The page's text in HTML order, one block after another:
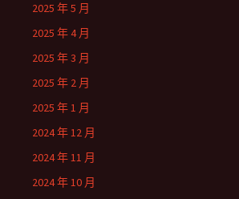
2025 年 5 月
2025 年 4 月
2025 年 3 月
2025 年 2 月
2025 年 1 月
2024 年 12 月
2024 年 11 月
2024 年 10 月